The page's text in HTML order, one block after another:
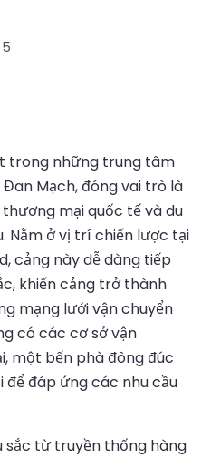
trong những trung tâm
Mạch, đóng vai trò là
mại quốc tế và du
Nằm ở vị trí chiến lược tại
cảng này dễ dàng tiếp
khiến cảng trở thành
mạng lưới vận chuyển
có các cơ sở vận
một bến phà đông đúc
để đáp ứng các nhu cầu
sắc từ truyền thống hàng